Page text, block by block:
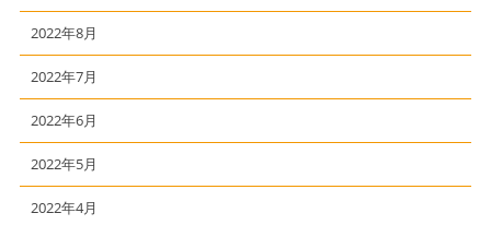
2022年8月
2022年7月
2022年6月
2022年5月
2022年4月